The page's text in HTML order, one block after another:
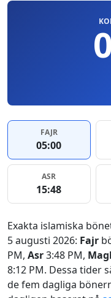
FAJR
05:00
ASR
15:48
Exakta islamiska
5 augusti 2026: Fajr
PM, Asr3:48 PM,
8:12 PM. Dessa tider
de fem dagliga